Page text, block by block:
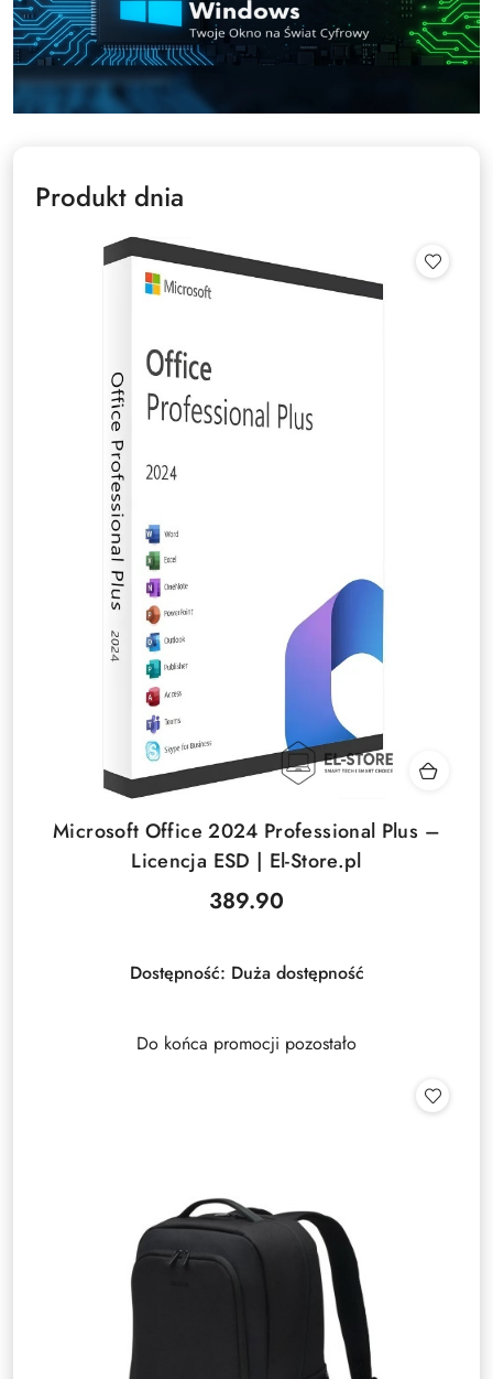
Produkt dnia
Microsoft Office 2024 Professional Plus –
Licencja ESD | El-Store.pl
Cena:
389.90
Dostępność: Duża dostępność
Do końca promocji pozostało